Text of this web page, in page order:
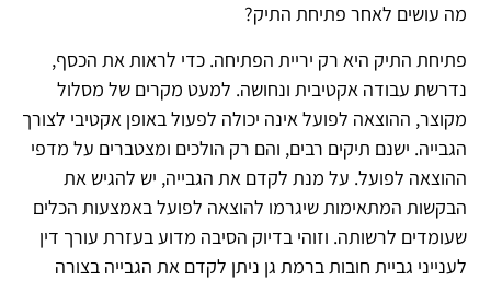
מה עושים לאחר פתיחת התיק?
פתיחת התיק היא רק יריית הפתיחה. כדי לראות את הכסף,
נדרשת עבודה אקטיבית ונחושה. למעט מקרים של מסלול
מקוצר, ההוצאה לפועל אינה יכולה לפעול באופן אקטיבי לצורך
הגבייה. ישנם תיקים רבים, והם רק הולכים ומצטברים על מדפי
ההוצאה לפועל. על מנת לקדם את הגבייה, יש להגיש את
הבקשות המתאימות שיגרמו להוצאה לפועל באמצעות הכלים
שעומדים לרשותה. וזוהי בדיוק הסיבה מדוע בעזרת עורך דין
לענייני גביית חובות ברמת גן ניתן לקדם את הגבייה בצורה